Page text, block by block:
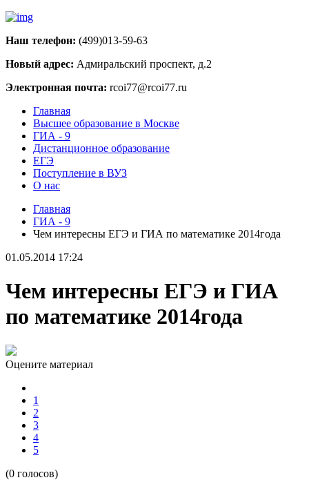
Наш телефон: (499)013-59-63
Новый адрес: Адмиральский проспект, д.2
Электронная почта: rcoi77@rcoi77.ru
Главная
Высшее образование в Москве
ГИА - 9
Дистанционное образование
ЕГЭ
Поступление в ВУЗ
О нас
Главная
ГИА - 9
Чем интересны ЕГЭ и ГИА по математике 2014года
01.05.2014 17:24
Чем интересны ЕГЭ и ГИА
по математике 2014года
Оцените материал
1
2
3
4
5
(0 голосов)